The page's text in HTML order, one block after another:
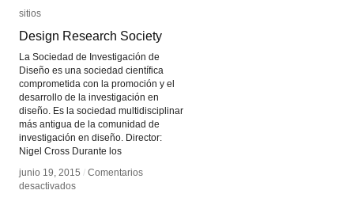
sitios
Design Research Society
La Sociedad de Investigación de
Diseño es una sociedad científica
comprometida con la promoción y el
desarrollo de la investigación en
diseño. Es la sociedad multidisciplinar
más antigua de la comunidad de
investigación en diseño. Director:
Nigel Cross Durante los
junio 19, 2015 / Comentarios
desactivadosen
sitios
Design Research Society
junio 19, 2015 / Comentarios
desactivadosen